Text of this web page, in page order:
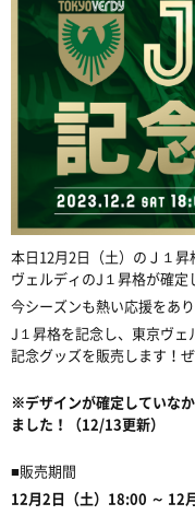
本日12月2日（土）のＪ１
ヴェルディの J １昇格が確定
今シーズンも熱い応援をあ
J １昇格を記念し、東京ヴェ
記念グッズを販売します！
※デザインが確定していな
ました！（12/13更新）
■販売期間
12月2日（土）18:00 ～ 12